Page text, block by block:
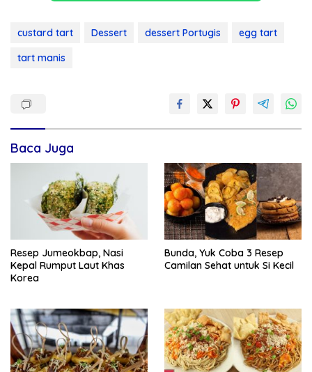
custard tart Dessert dessert Portugis
egg tart
tart manis
Baca Juga
Resep Jumeokbap, Nasi
Kepal Rumput Laut Khas
Korea
Bunda, Yuk Coba 3 Resep
Camilan Sehat untuk Si Kecil